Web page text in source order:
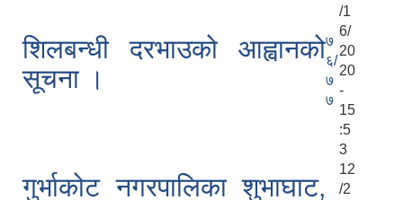
शिलबन्धी दरभाउको आह्वानको
सूचना ।
७
६/
७
७
/1
6/
20
20
-
15
:5
3
गुर्भाकोट नगरपालिका शुभाघाट,
12
/2